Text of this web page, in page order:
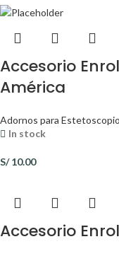
Accesorio
América
Adornos para Estetoscopio
In stock
S/10.00
Accesorio